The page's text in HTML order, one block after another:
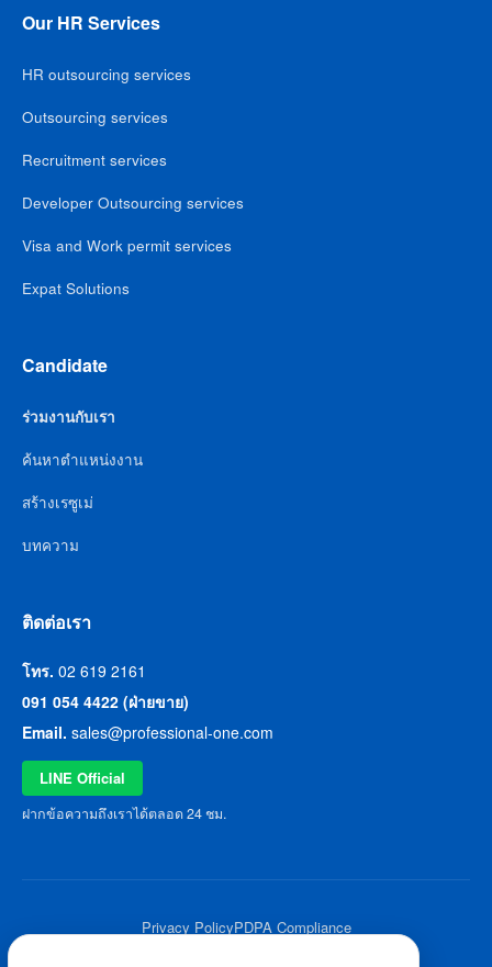
Our HR Services
HR outsourcing services
Outsourcing services
Recruitment services
Developer Outsourcing services
Visa and Work permit services
Expat Solutions
Candidate
ร่วมงานกับเรา
ค้นหาตำแหน่งงาน
สร้างเรซูเม่
บทความ
ติดต่อเรา
โทร. 02 619 2161
091 054 4422 (ฝ่ายขาย)
Email. sales@professional-one.com
LINE Official
ฝากข้อความถึงเราได้ตลอด 24 ชม.
Privacy PolicyPDPA Compliance